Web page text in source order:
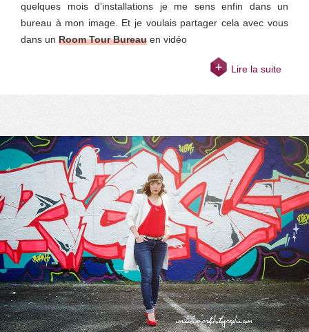
quelques mois d’installations je me sens enfin dans un
bureau à mon image. Et je voulais partager cela avec vous
dans un Room Tour Bureau en vidéo
Lire la suite